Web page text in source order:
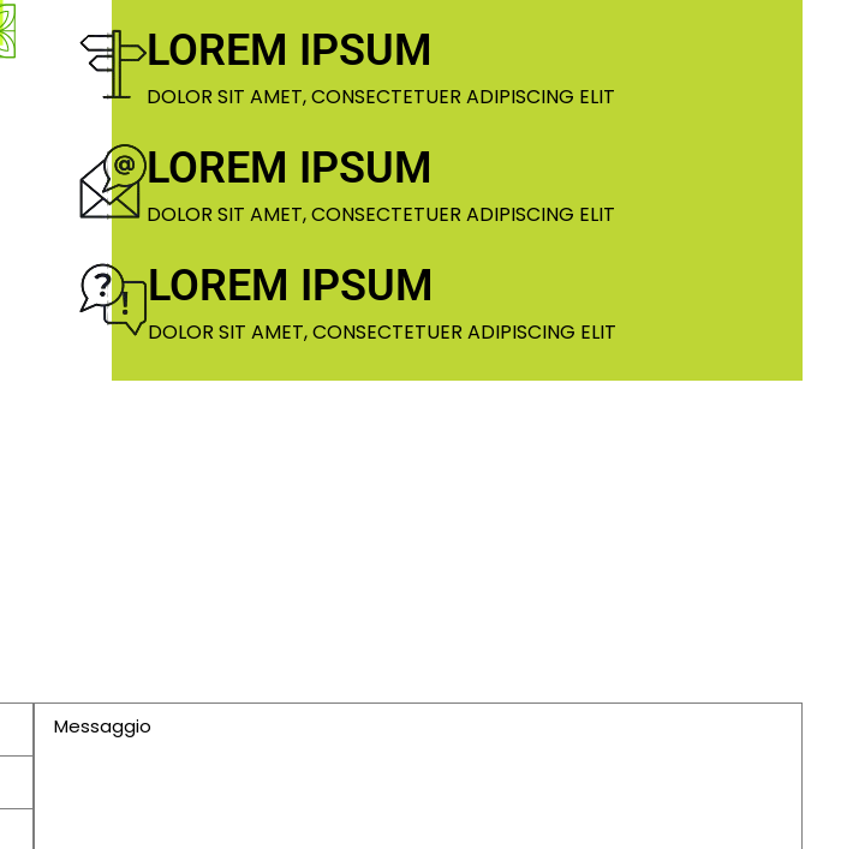
LOREM IPSUM
DOLOR SIT AMET, CONSECTETUER ADIPISCING ELIT
LOREM IPSUM
DOLOR SIT AMET, CONSECTETUER ADIPISCING ELIT
LOREM IPSUM
DOLOR SIT AMET, CONSECTETUER ADIPISCING ELIT
Messaggio(Obbligatorio)